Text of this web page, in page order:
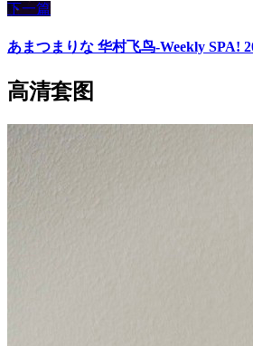
下一篇
あまつまりな 华村飞鸟-Weekly SPA!
高清套图